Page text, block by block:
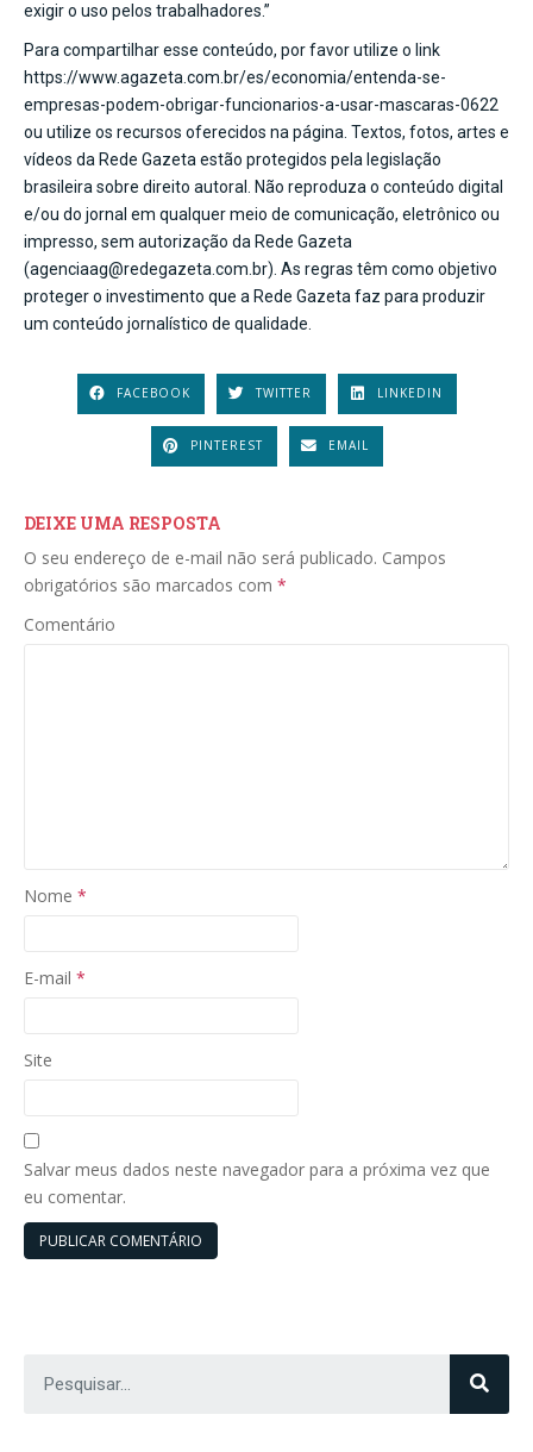
exigir o uso pelos trabalhadores.”
Para compartilhar esse conteúdo, por favor utilize o link
https://www.agazeta.com.br/es/economia/entenda-se-
empresas-podem-obrigar-funcionarios-a-usar-mascaras-0622
ou utilize os recursos oferecidos na página. Textos, fotos, artes e
vídeos da Rede Gazeta estão protegidos pela legislação
brasileira sobre direito autoral. Não reproduza o conteúdo digital
e/ou do jornal em qualquer meio de comunicação, eletrônico ou
impresso, sem autorização da Rede Gazeta
(agenciaag@redegazeta.com.br). As regras têm como objetivo
proteger o investimento que a Rede Gazeta faz para produzir
um conteúdo jornalístico de qualidade.
FACEBOOK TWITTER LINKEDIN
PINTEREST EMAIL
DEIXE UMA RESPOSTA
O seu endereço de e-mail não será publicado. Campos
obrigatórios são marcados com *
Comentário
Nome *
E-mail *
Site
Salvar meus dados neste navegador para a próxima vez que
eu comentar.